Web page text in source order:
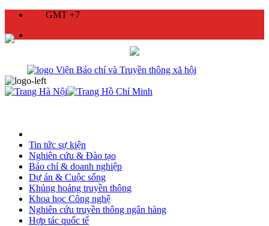
GMT +7
Tin tức sự kiện
Nghiên cứu & Đào tạo
Báo chí & doanh nghiệp
Dự án & Cuộc sống
Khủng hoảng truyền thông
Khoa học Công nghệ
Nghiên cứu truyền thông ngân hàng
Hợp tác quốc tế